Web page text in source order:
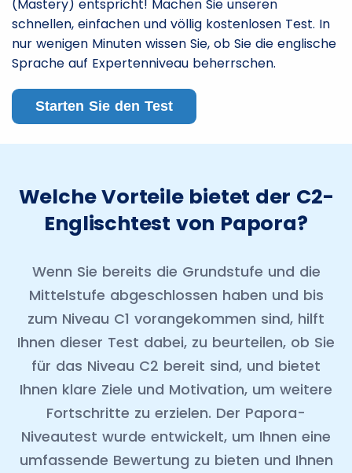
(Mastery) entspricht! Machen Sie unseren
schnellen, einfachen und völlig kostenlosen Test. In
nur wenigen Minuten wissen Sie, ob Sie die englische
Sprache auf Expertenniveau beherrschen.
Starten Sie den Test
Welche Vorteile bietet der C2-
Englischtest von Papora?
Wenn Sie bereits die Grundstufe und die
Mittelstufe abgeschlossen haben und bis
zum Niveau C1 vorangekommen sind, hilft
Ihnen dieser Test dabei, zu beurteilen, ob Sie
für das Niveau C2 bereit sind, und bietet
Ihnen klare Ziele und Motivation, um weitere
Fortschritte zu erzielen. Der Papora-
Niveautest wurde entwickelt, um Ihnen eine
umfassende Bewertung zu bieten und Ihnen